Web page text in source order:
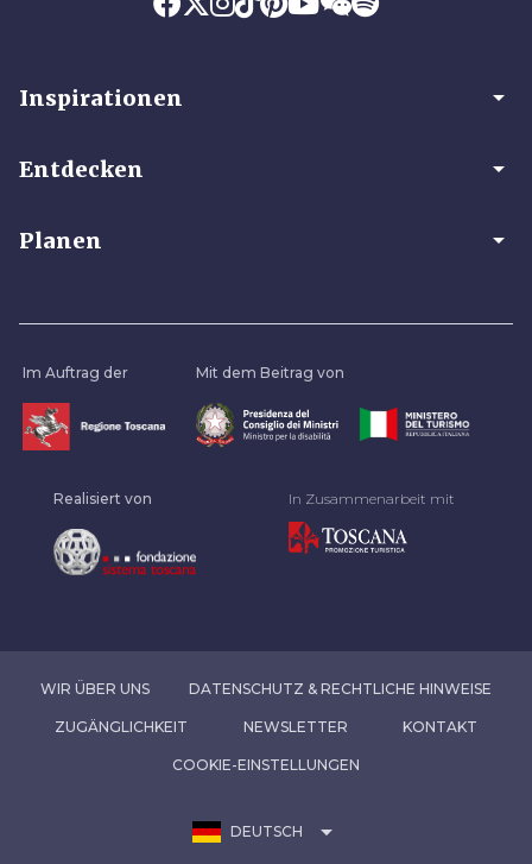
Inspirationen arrow_drop_down
Entdecken arrow_drop_down
Planen arrow_drop_down
Im Auftrag der Mit dem Beitrag von
Realisiert von In Zusammenarbeit mit
WIR ÜBER UNS DATENSCHUTZ & RECHTLICHE HINWEISE
ZUGÄNGLICHKEIT NEWSLETTER KONTAKT
COOKIE-EINSTELLUNGEN
DEUTSCH arrow_drop_down